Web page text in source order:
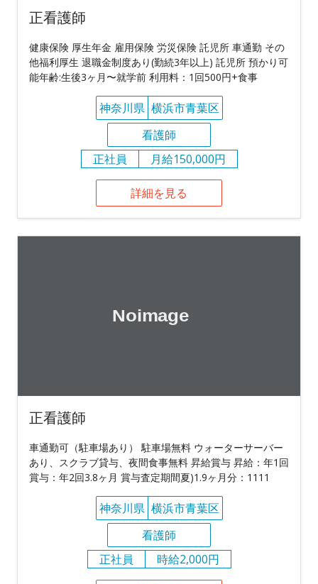
正看護師
健康保険 厚生年金 雇用保険 労災保険 託児所 車通勤 その
他福利厚生 退職金制度あり(勤続3年以上) 託児所 預かり可
能年齢:生後3ヶ月〜就学前 利用料：1回500円+食事
神奈川県 横浜市青葉区
看護師
正社員
月給150,000円
詳細を見る
正看護師
車通勤可（駐車場あり） 駐車場無料 ウォーターサーバー
あり、スクラブ貸与、夜間食事無料 昇給賞与 昇給：年1回
賞与：年2回3.8ヶ月 賞与査定期間夏)1.9ヶ月分：1111
神奈川県 横浜市青葉区
看護師
正社員
時給2,000円